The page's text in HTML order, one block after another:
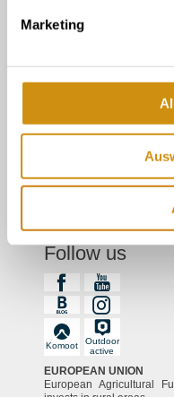
Marketing
about us
Tourist Information
Legal links
Follow us
Komoot
Outdoor
active
EUROPEAN UNION
European Agricultural